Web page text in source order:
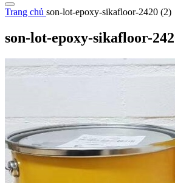
Trang chủ son-lot-epoxy-sikafloor-2420 (2)
son-lot-epoxy-sikafloor-